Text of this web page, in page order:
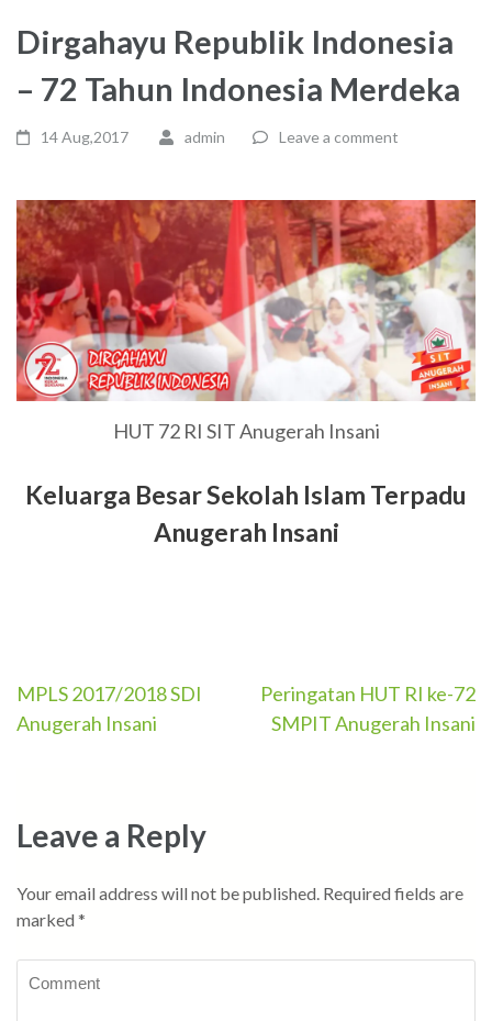
Dirgahayu Republik Indonesia
– 72 Tahun Indonesia Merdeka
14 Aug,2017 admin Leave a comment
HUT 72 RI SIT Anugerah Insani
Keluarga Besar Sekolah Islam Terpadu
Anugerah Insani
Post
navigation
MPLS 2017/2018 SDI
Anugerah Insani
Peringatan HUT RI ke-72
SMPIT Anugerah Insani
Leave a Reply
Your email address will not be published. Required fields are
marked *